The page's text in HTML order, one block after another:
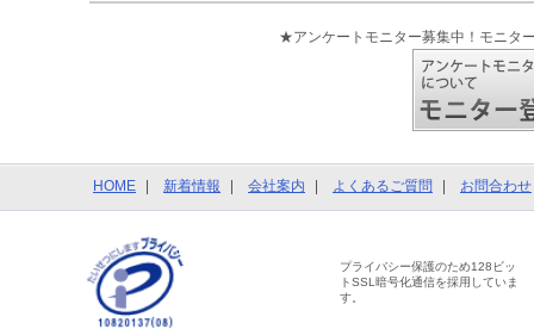
★アンケートモニター募集中！モニタ
HOME 新着情報 会社案内 よくあるご質問 お問合わせ
プライバシー保護のため128ビッ
トSSL暗号化通信を採用していま
す。